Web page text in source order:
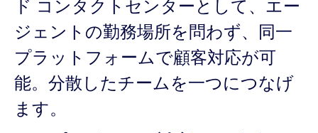
ド コンタクトセンターとして、エー
ジェントの勤務場所を問わず、同一
プラットフォームで顧客対応が可
能。分散したチームを一つにつなげ
ます。